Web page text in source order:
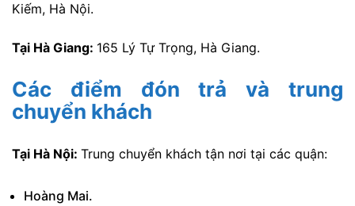
Kiếm, Hà Nội.
Tại Hà Giang: 165 Lý Tự Trọng, Hà Giang.
Các điểm đón trả và trung
chuyển khách
Tại Hà Nội: Trung chuyển khách tận nơi tại các quận:
Hoàng Mai.